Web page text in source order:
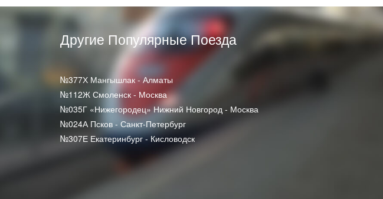
Другие Популярные Поезда
№377Х Мангышлак - Алматы
№112Ж Смоленск - Москва
№035Г «Нижегородец» Нижний Новгород - Москва
№024А Псков - Санкт-Петербург
№307Е Екатеринбург - Кисловодск